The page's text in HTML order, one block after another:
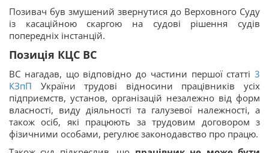
Позивач був змушений звернутися до Верховного Суду
із касаційною скаргою на судові рішення судів
попередніх інстанцій.
Позиція КЦС ВС
ВС нагадав, що відповідно до частини першої статті 3
КЗпП України трудові відносини працівників усіх
підприємств, установ, організацій незалежно від форм
власності, виду діяльності та галузевої належності, а
також осіб, які працюють за трудовим договором з
фізичними особами, регулює законодавство про працю.